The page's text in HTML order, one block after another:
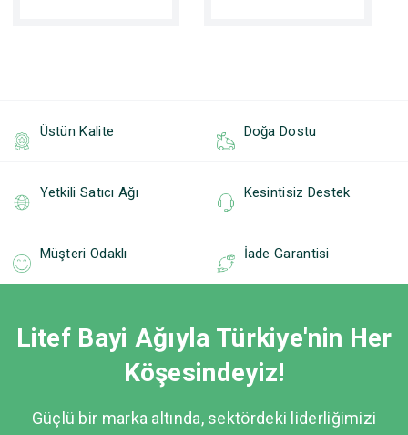
Üstün Kalite Doğa Dostu
Yetkili Satıcı Ağı Kesintisiz Destek
Müşteri Odaklı İade Garantisi
Litef Bayi Ağıyla Türkiye'nin Her
Köşesindeyiz!
Güçlü bir marka altında, sektördeki liderliğimizi